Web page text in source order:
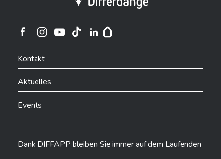
Ville de Differdange sur Instagram
Kontakt
Aktuelles
Events
Dank DIFFAPP bleiben Sie immer auf dem Laufenden